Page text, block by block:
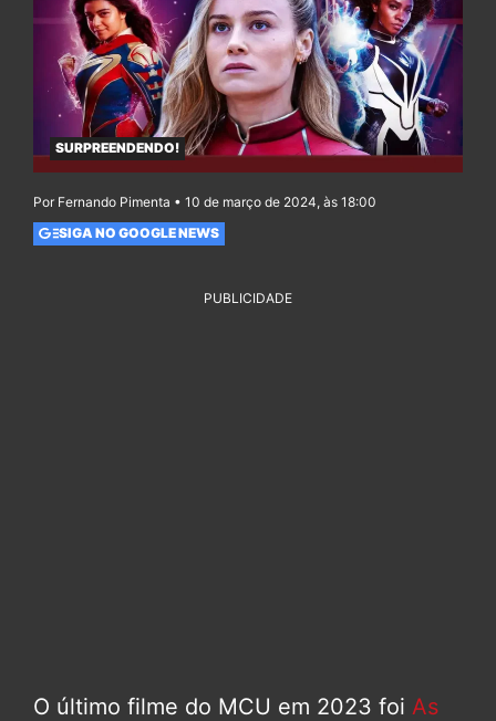
SURPREENDENDO!
Por Fernando Pimenta • 10 de março de 2024, às 18:00
SIGA NO GOOGLE NEWS
PUBLICIDADE
O último filme do MCU em 2023 foi As